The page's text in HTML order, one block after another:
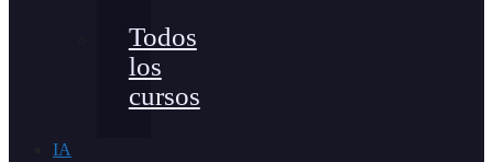
Todos
los
cursos
IA